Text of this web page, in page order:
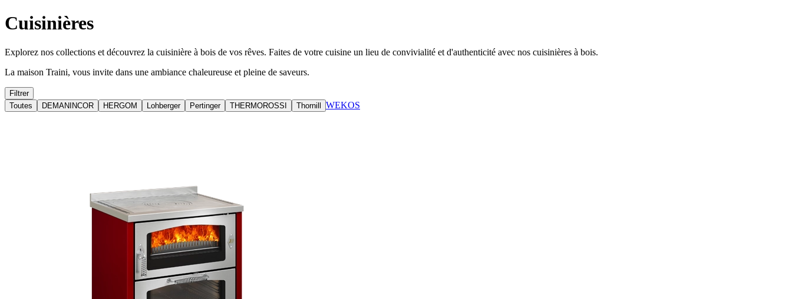
Cuisinières
Explorez nos collections et découvrez la cuisinière à bois de vos rêves. Faites de votre cuisine un lieu de convivialité et d'authenticité avec nos cuisinières à bois.
La maison Traini, vous invite dans une ambiance chaleureuse et pleine de saveurs.
Filtrer
Toutes
DEMANINCOR HERGOM Lohberger Pertinger THERMOROSSI Thornill WEKOS